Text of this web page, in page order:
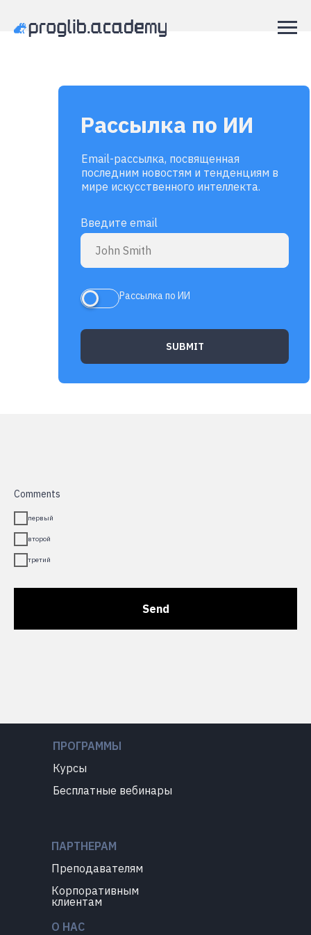
Введите email
Рассылка по ИИ
SUBMIT
Рассылка по ИИ
Email-рассылка, посвященная
последним новостям и тенденциям в
мире искусственного интеллекта.
Comments
первый
второй
третий
Send
О НАС
Курсы
ПРОГРАММЫ
Бесплатные вебинары
Преподавателям
ПАРТНЕРАМ
Корпоративным
клиентам